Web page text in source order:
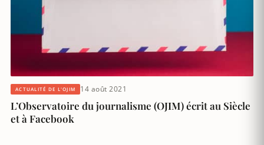
ACTUALITÉ DE L'OJIM 14 août 2021
L’Observatoire du journalisme (OJIM) écrit au Siècle
et à Facebook